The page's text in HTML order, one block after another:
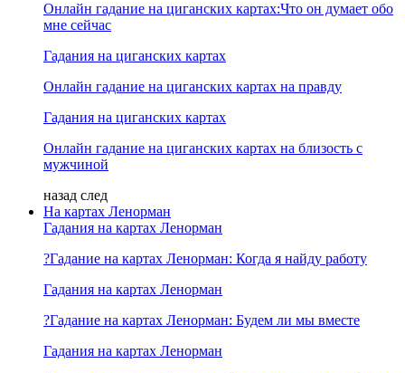
Онлайн гадание на циганских картах:Что он думает обо
мне сейчас
Гадания на циганских картах
Онлайн гадание на циганских картах на правду
Гадания на циганских картах
Онлайн гадание на циганских картах на близость с
мужчиной
назад след
На картах Ленорман
Гадания на картах Ленорман
?Гадание на картах Ленорман: Когда я найду работу
Гадания на картах Ленорман
?Гадание на картах Ленорман: Будем ли мы вместе
Гадания на картах Ленорман